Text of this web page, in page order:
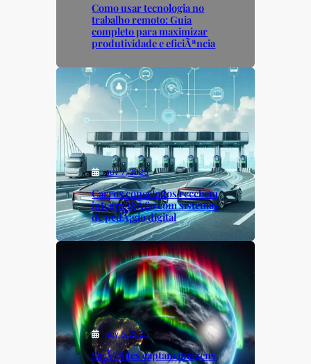
Como usar tecnologia no
trabalho remoto: Guia
completo para maximizar
produtividade e eficiÃªncia
nov 7, 2025
Carros conectados recebem
integraÃ§Ã£o com sistemas
de pedÃ¡gio digital
nov 6, 2025
SatÃ©lites captam imagens